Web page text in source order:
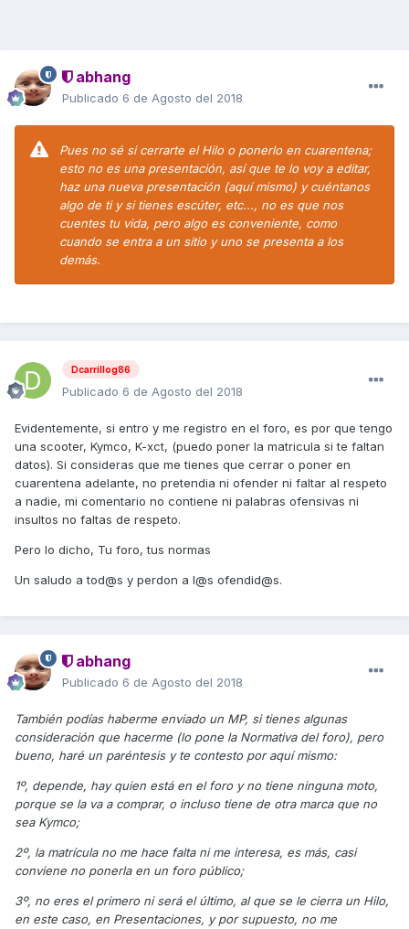
abhang
Publicado 6 de Agosto del 2018
Pues no sé si cerrarte el Hilo o ponerlo en cuarentena;
esto no es una presentación, así que te lo voy a editar,
haz una nueva presentación (aquí mismo) y cuéntanos
algo de ti y si tienes escúter, etc..., no es que nos
cuentes tu vida, pero algo es conveniente, como
cuando se entra a un sitio y uno se presenta a los
demás.
Dcarrillog86
Publicado 6 de Agosto del 2018
Evidentemente, si entro y me registro en el foro, es por que tengo
una scooter, Kymco, K-xct, (puedo poner la matricula si te faltan
datos). Si consideras que me tienes que cerrar o poner en
cuarentena adelante, no pretendia ni ofender ni faltar al respeto
a nadie, mi comentario no contiene ni palabras ofensivas ni
insultos no faltas de respeto.
Pero lo dicho, Tu foro, tus normas
Un saludo a tod@s y perdon a l@s ofendid@s.
abhang
Publicado 6 de Agosto del 2018
También podías haberme enviado un MP, si tienes algunas
consideración que hacerme (lo pone la Normativa del foro), pero
bueno, haré un paréntesis y te contesto por aquí mismo:
1º, depende, hay quien está en el foro y no tiene ninguna moto,
porque se la va a comprar, o incluso tiene de otra marca que no
sea Kymco;
2º, la matrícula no me hace falta ni me interesa, es más, casi
conviene no ponerla en un foro público;
3º, no eres el primero ni será el último, al que se le cierra un Hilo,
en este caso, en Presentaciones, y por supuesto, no me